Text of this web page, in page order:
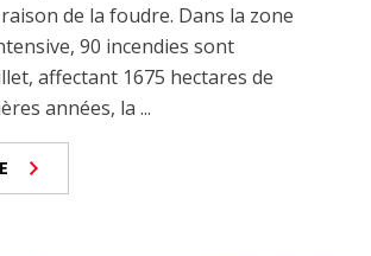
de la foudre. Dans la zone
90 incendies sont
affectant 1675 hectares de
années, la ...